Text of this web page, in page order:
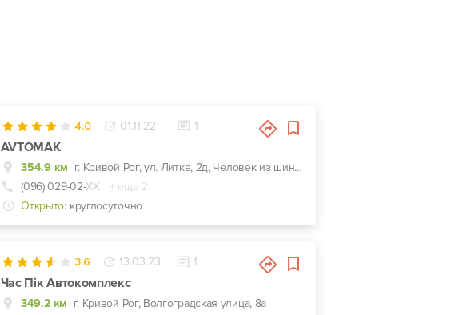
4.0 01.11.22 1
AVTOMAK
354.9 км
г. Кривой Рог, ул. Литке, 2д, Человек из шин на перекрестке
(096) 029-02-ХХ
+ еще 2
Открыто: круглосуточно
3.6 13.03.23 1
Час Пік Автокомплекс
349.2 км г. Кривой Рог, Волгоградская улица, 8а